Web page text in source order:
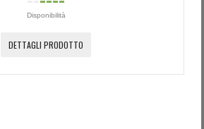
Disponibilità
DETTAGLI PRODOTTO